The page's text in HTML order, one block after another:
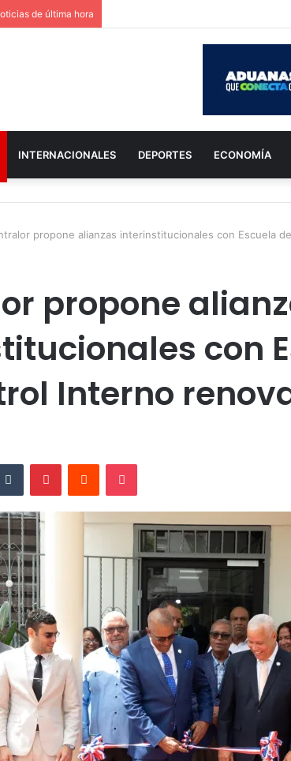
de última hora
INTERNACIONALES DEPORTES ECONOMÍA
propone alianzas interinstitucionales con Escuela
propone
con
Interno
Tumblr PinterestReddit Pocket